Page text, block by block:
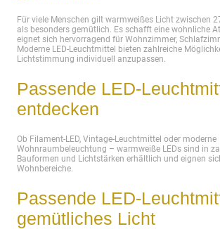
Für viele Menschen gilt warmweißes Licht zwischen
als besonders gemütlich. Es schafft eine wohnliche
eignet sich hervorragend für Wohnzimmer,
Moderne LED-Leuchtmittel bieten zahlreiche
Lichtstimmung individuell anzupassen.
Passende LED-
entdecken
Ob Filament-LED, Vintage-Leuchtmittel oder moderne
Wohnraumbeleuchtung – warmweiße LEDs sind in
Bauformen und Lichtstärken erhältlich und eignen
Wohnbereiche.
Passende LED-
gemütliches Licht